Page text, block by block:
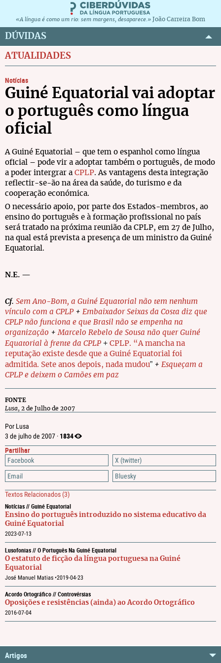
«A língua é como um rio: sem margens, desaparece.» João Carreira Bom
DÚVIDAS
ATUALIDADES
Por Lusa
3 de julho de 2007 · 1834
Partilhar
Facebook
X (twitter)
Email
Bluesky
Textos Relacionados (3)
Notícias // Guiné Equatorial
Ensino do português introduzido no sistema educativo da
Guiné Equatorial
2023-07-13
Lusofonias // O Português Na Guiné Equatorial
O estatuto de ficção da língua portuguesa na Guiné
Equatorial
José Manuel Matias •2019-04-23
Acordo Ortográfico // Controvérsias
Oposições e resistências (ainda) ao Acordo Ortográfico
2016-07-04
Notícias
Guiné Equatorial vai adoptar
o português como língua
oficial
A Guiné Equatorial – que tem o espanhol como língua
oficial – pode vir a adoptar também o português, de modo
a poder intergrar a CPLP. As vantagens desta integração
reflectir-se-ão na área da saúde, do turismo e da
cooperação económica.
O necessário apoio, por parte dos Estados-membros, ao
ensino do português e à formação profissional no país
será tratado na próxima reunião da CPLP, em 27 de Julho,
na qual está prevista a presença de um ministro da Guiné
Equatorial.
N.E. —
Cf. Sem Ano-Bom, a Guiné Equatorial não tem nenhum
vínculo com a CPLP+ Embaixador Seixas da Costa diz que
CPLP não funciona e que Brasil não se empenha na
organização +Marcelo Rebelo de Sousa não quer Guiné
Equatorial à frente da CPLP + CPLP. “A mancha na
reputação existe desde que a Guiné Equatorial foi
admitida. Sete anos depois, nada mudou” + Esqueçam a
CPLP e deixem o Camões em paz
FONTE
Lusa, 2 de Julho de 2007
Artigos